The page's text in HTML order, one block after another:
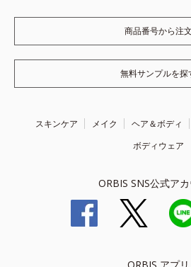
商品番号から注文
無料サンプルを探
スキンケア メイク ヘア＆ボディ
ボディウェア
ORBIS SNS公式ア